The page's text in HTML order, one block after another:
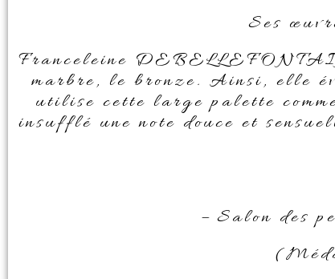
Ses
Franceleine
marbre, le bronze. Ainsi, elle
utilise cette large palette
insufflé une note douce et
– Salon des